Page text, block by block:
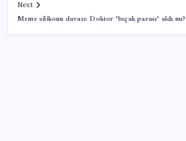
Next
Meme silikonu davası: Doktor ‘bıçak parası’ aldı mı?